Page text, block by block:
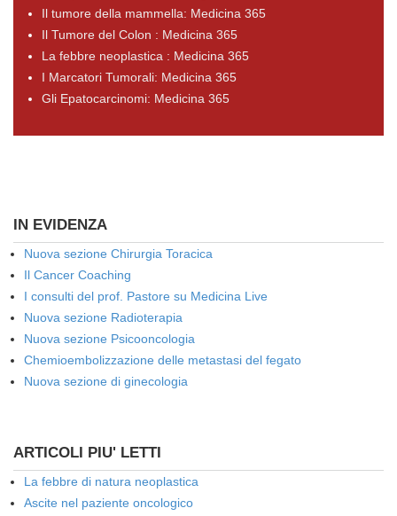
Il tumore della mammella: Medicina 365
Il Tumore del Colon : Medicina 365
La febbre neoplastica : Medicina 365
I Marcatori Tumorali: Medicina 365
Gli Epatocarcinomi: Medicina 365
IN EVIDENZA
Nuova sezione Chirurgia Toracica
Il Cancer Coaching
I consulti del prof. Pastore su Medicina Live
Nuova sezione Radioterapia
Nuova sezione Psicooncologia
Chemioembolizzazione delle metastasi del fegato
Nuova sezione di ginecologia
ARTICOLI PIU' LETTI
La febbre di natura neoplastica
Ascite nel paziente oncologico